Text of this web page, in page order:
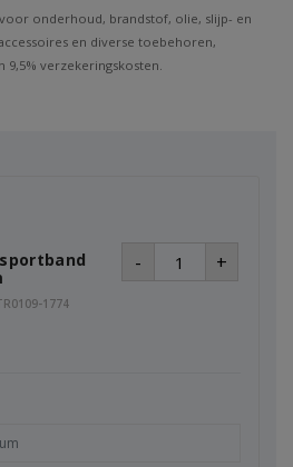
onderhoud, brandstof, olie, slijp- en
en diverse toebehoren,
verzekeringskosten.
1774
- +